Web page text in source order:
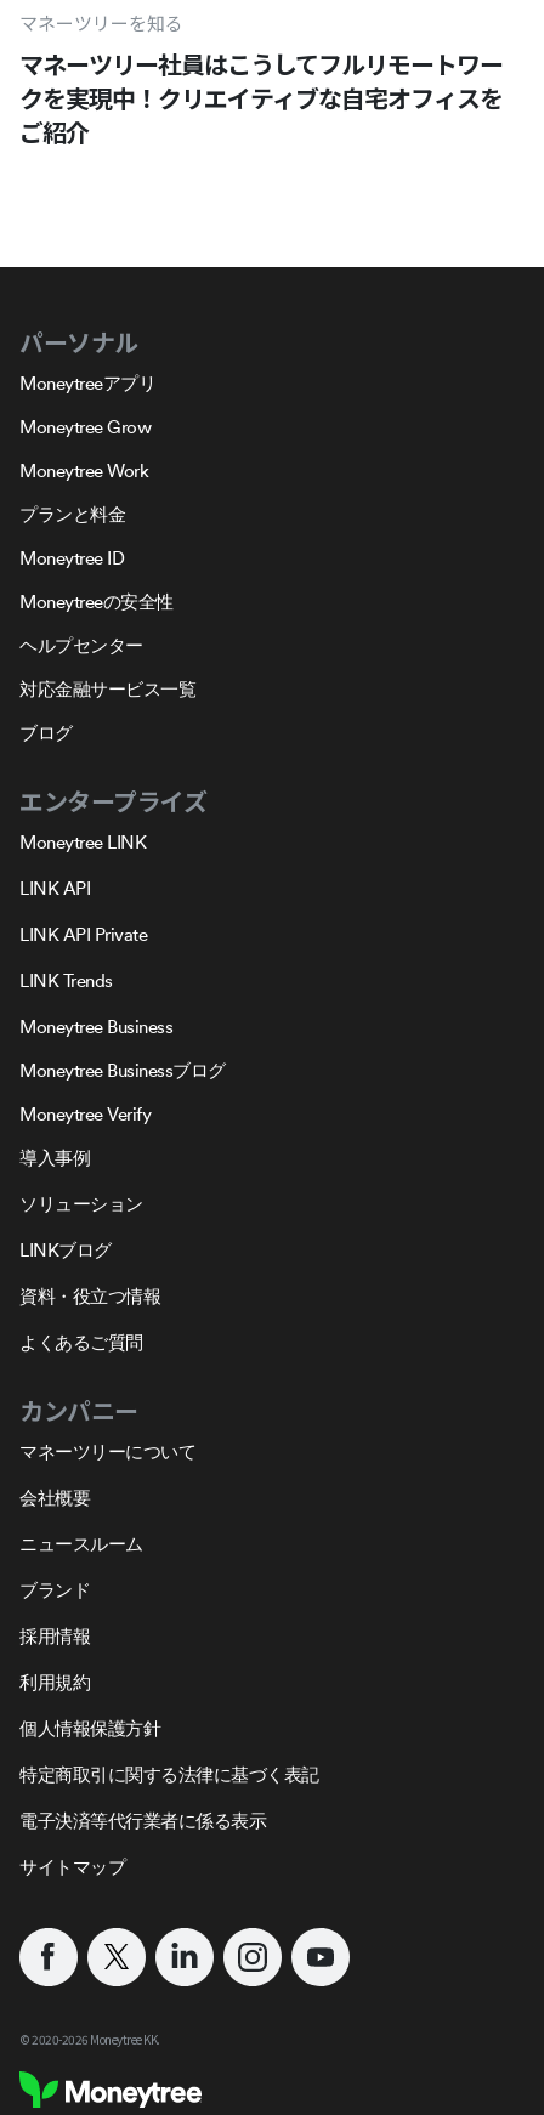
マネーツリーを知る
マネーツリー社員はこうしてフルリモートワー
クを実現中！クリエイティブな自宅オフィスを
ご紹介
パーソナル
Moneytreeアプリ
Moneytree Grow
Moneytree Work
プランと料金
Moneytree ID
Moneytreeの安全性
ヘルプセンター
対応金融サービス一覧
ブログ
エンタープライズ
Moneytree LINK
LINK API
LINK API Private
LINK Trends
Moneytree Business
Moneytree Businessブログ
Moneytree Verify
導入事例
ソリューション
LINKブログ
資料・役立つ情報
よくあるご質問
カンパニー
マネーツリーについて
会社概要
ニュースルーム
ブランド
採用情報
利用規約
個人情報保護方針
特定商取引に関する法律に基づく表記
電子決済等代行業者に係る表示
サイトマップ
©︎ 2020-2026 Moneytree KK.